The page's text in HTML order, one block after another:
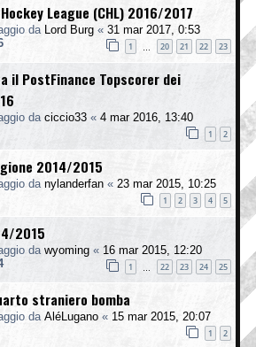
League (CHL) 2016/2017
da Lord Burg « 31 mar 2017, 0:53
1 20 21 22 23
il PostFinance Topscorer dei
da ciccio33 « 4 mar 2016, 13:40
1 2
2014/2015
da nylanderfan « 23 mar 2015, 10:25
1 2 3 4 5
2015
da wyoming « 16 mar 2015, 12:20
1 22 23 24 25
straniero bomba
da AléLugano « 15 mar 2015, 20:07
1 2